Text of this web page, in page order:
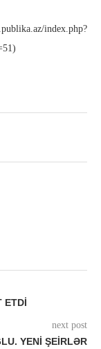
index.php?
ETDI
next post
YENI ŞEIRLƏR